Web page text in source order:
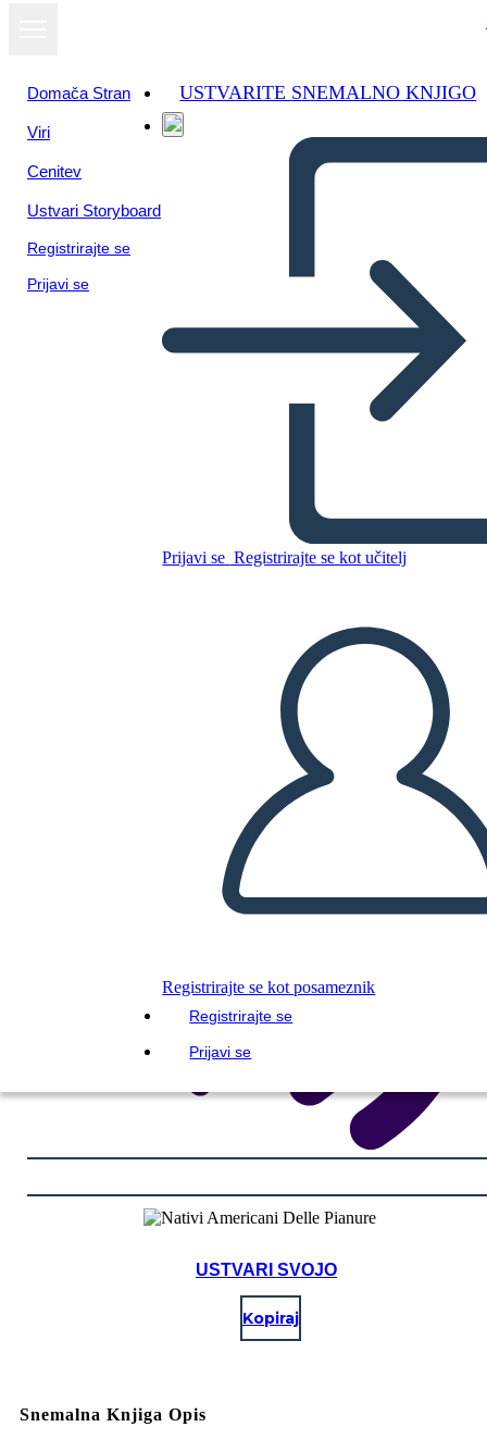
Domača Stran
Viri
Cenitev
Ustvari Storyboard
Registrirajte se
Prijavi se
USTVARITE SNEMALNO KNJIGO
Prijavi se Registrirajte se kot učitelj
Registrirajte se kot posameznik
Registrirajte se
Prijavi se
USTVARITE SNEMALNO KNJIGO
PREDVAJANJE DIAPROJEKCIJE
PREBERI MI
USTVARI SVOJO
Kopiraj
Snemalna Knjiga Opis